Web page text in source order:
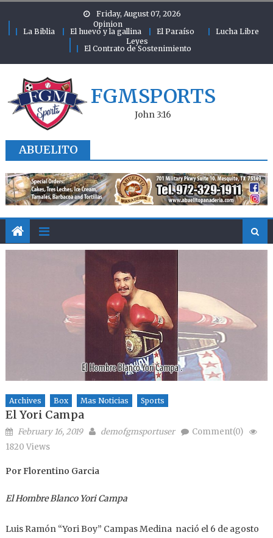
Friday, August 07, 2026
Opinion
La Biblia
El huevo y la gallina El Paraíso
Lucha Libre
Leyes
El Contrato de Sostenimiento
FGMSPORTS
John 3:16
ABUELITO
Archives Box Mas Noticias Sports
El Yori Campa
Posted on
February 16, 2019 Author
demofgmsportuser
Comment(0)
1820 Views
Por Florentino Garcia
El Hombre Blanco Yori Campa
Luis Ramón “Yori Boy” Campas Medina nació el 6 de agosto